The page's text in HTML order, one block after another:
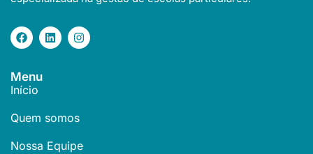
Menu
Início
Quem somos
Nossa Equipe